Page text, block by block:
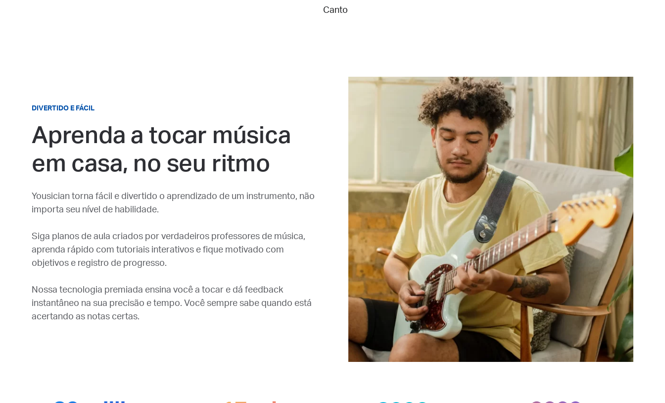
Canto
DIVERTIDO E FÁCIL
Aprenda a tocar música
em casa, no seu ritmo
Yousician torna fácil e divertido o aprendizado de um instrumento, não
importa seu nível de habilidade.
Siga planos de aula criados por verdadeiros professores de música,
aprenda rápido com tutoriais interativos e fique motivado com
objetivos e registro de progresso.
Nossa tecnologia premiada ensina você a tocar e dá feedback
instantâneo na sua precisão e tempo. Você sempre sabe quando está
acertando as notas certas.